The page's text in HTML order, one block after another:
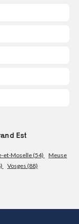
Est
et-Moselle (54)
Meuse
Vosges (88)